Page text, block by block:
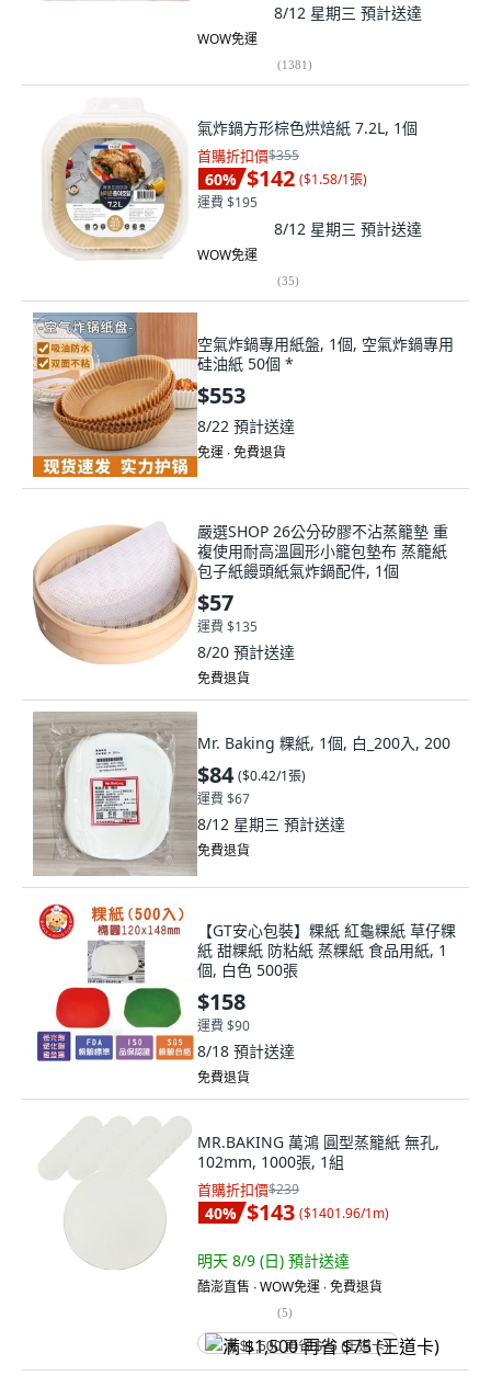
8/12 星期三 預計送達
WOW免運
(1381)
氣炸鍋方形棕色烘焙紙 7.2L, 1個
首購折扣價$355
60% $142 ($1.58/1張)
運費 $195
8/12 星期三 預計送達
WOW免運
(35)
空氣炸鍋專用紙盤, 1個, 空氣炸鍋專用
硅油紙 50個 *
$553
8/22 預計送達
免運 ∙ 免費退貨
嚴選SHOP 26公分矽膠不沾蒸籠墊 重
複使用耐高溫圓形小籠包墊布 蒸籠紙
包子紙饅頭紙氣炸鍋配件, 1個
$57
運費 $135
8/20 預計送達
免費退貨
Mr. Baking 粿紙, 1個, 白_200入, 200
$84 ($0.42/1張)
運費 $67
8/12 星期三 預計送達
免費退貨
【GT安心包裝】粿紙 紅龜粿紙 草仔粿
紙 甜粿紙 防粘紙 蒸粿紙 食品用紙, 1
個, 白色 500張
$158
運費 $90
8/18 預計送達
免費退貨
MR.BAKING 萬鴻 圓型蒸籠紙 無孔,
102mm, 1000張, 1組
首購折扣價$239
40% $143 ($1401.96/1m)
明天 8/9 (日) 預計送達
酷澎直售 ∙ WOW免運 ∙ 免費退貨
(5)
满 $1,500 再省 $75 (王道卡)